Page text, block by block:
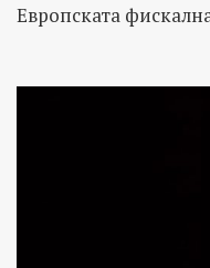
Европската